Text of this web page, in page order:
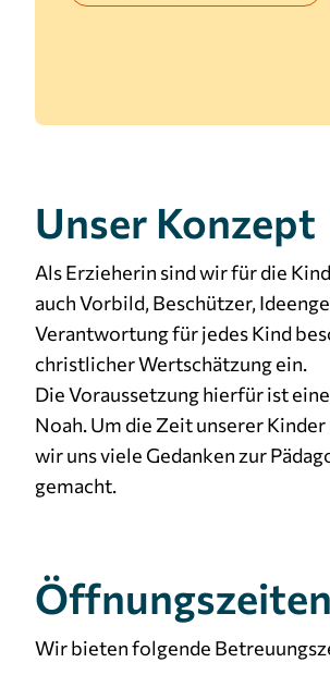
Unser Konzept
Als Erzieherin sind wir für die
auch Vorbild, Beschützer,
Verantwortung für jedes Kind
christlicher Wertschätzung ein.
Die Voraussetzung hierfür ist
Noah. Um die Zeit unserer
wir uns viele Gedanken zur
gemacht.
Öffnungszeiten
Wir bieten folgende